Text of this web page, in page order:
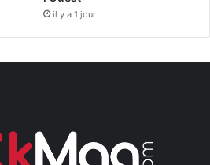
il y a 1 jour